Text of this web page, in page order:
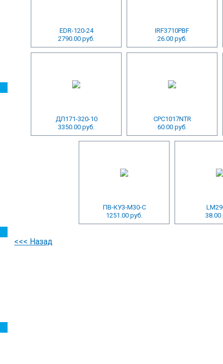
EDR-120-24
2790.00 руб.
IRF3710PBF
26.00 руб.
ДЛ171-320-10
3350.00 руб.
CPC1017NTR
60.00 руб.
ПВ-КУ3-М30-С
1251.00 руб.
38.00
<<< Назад